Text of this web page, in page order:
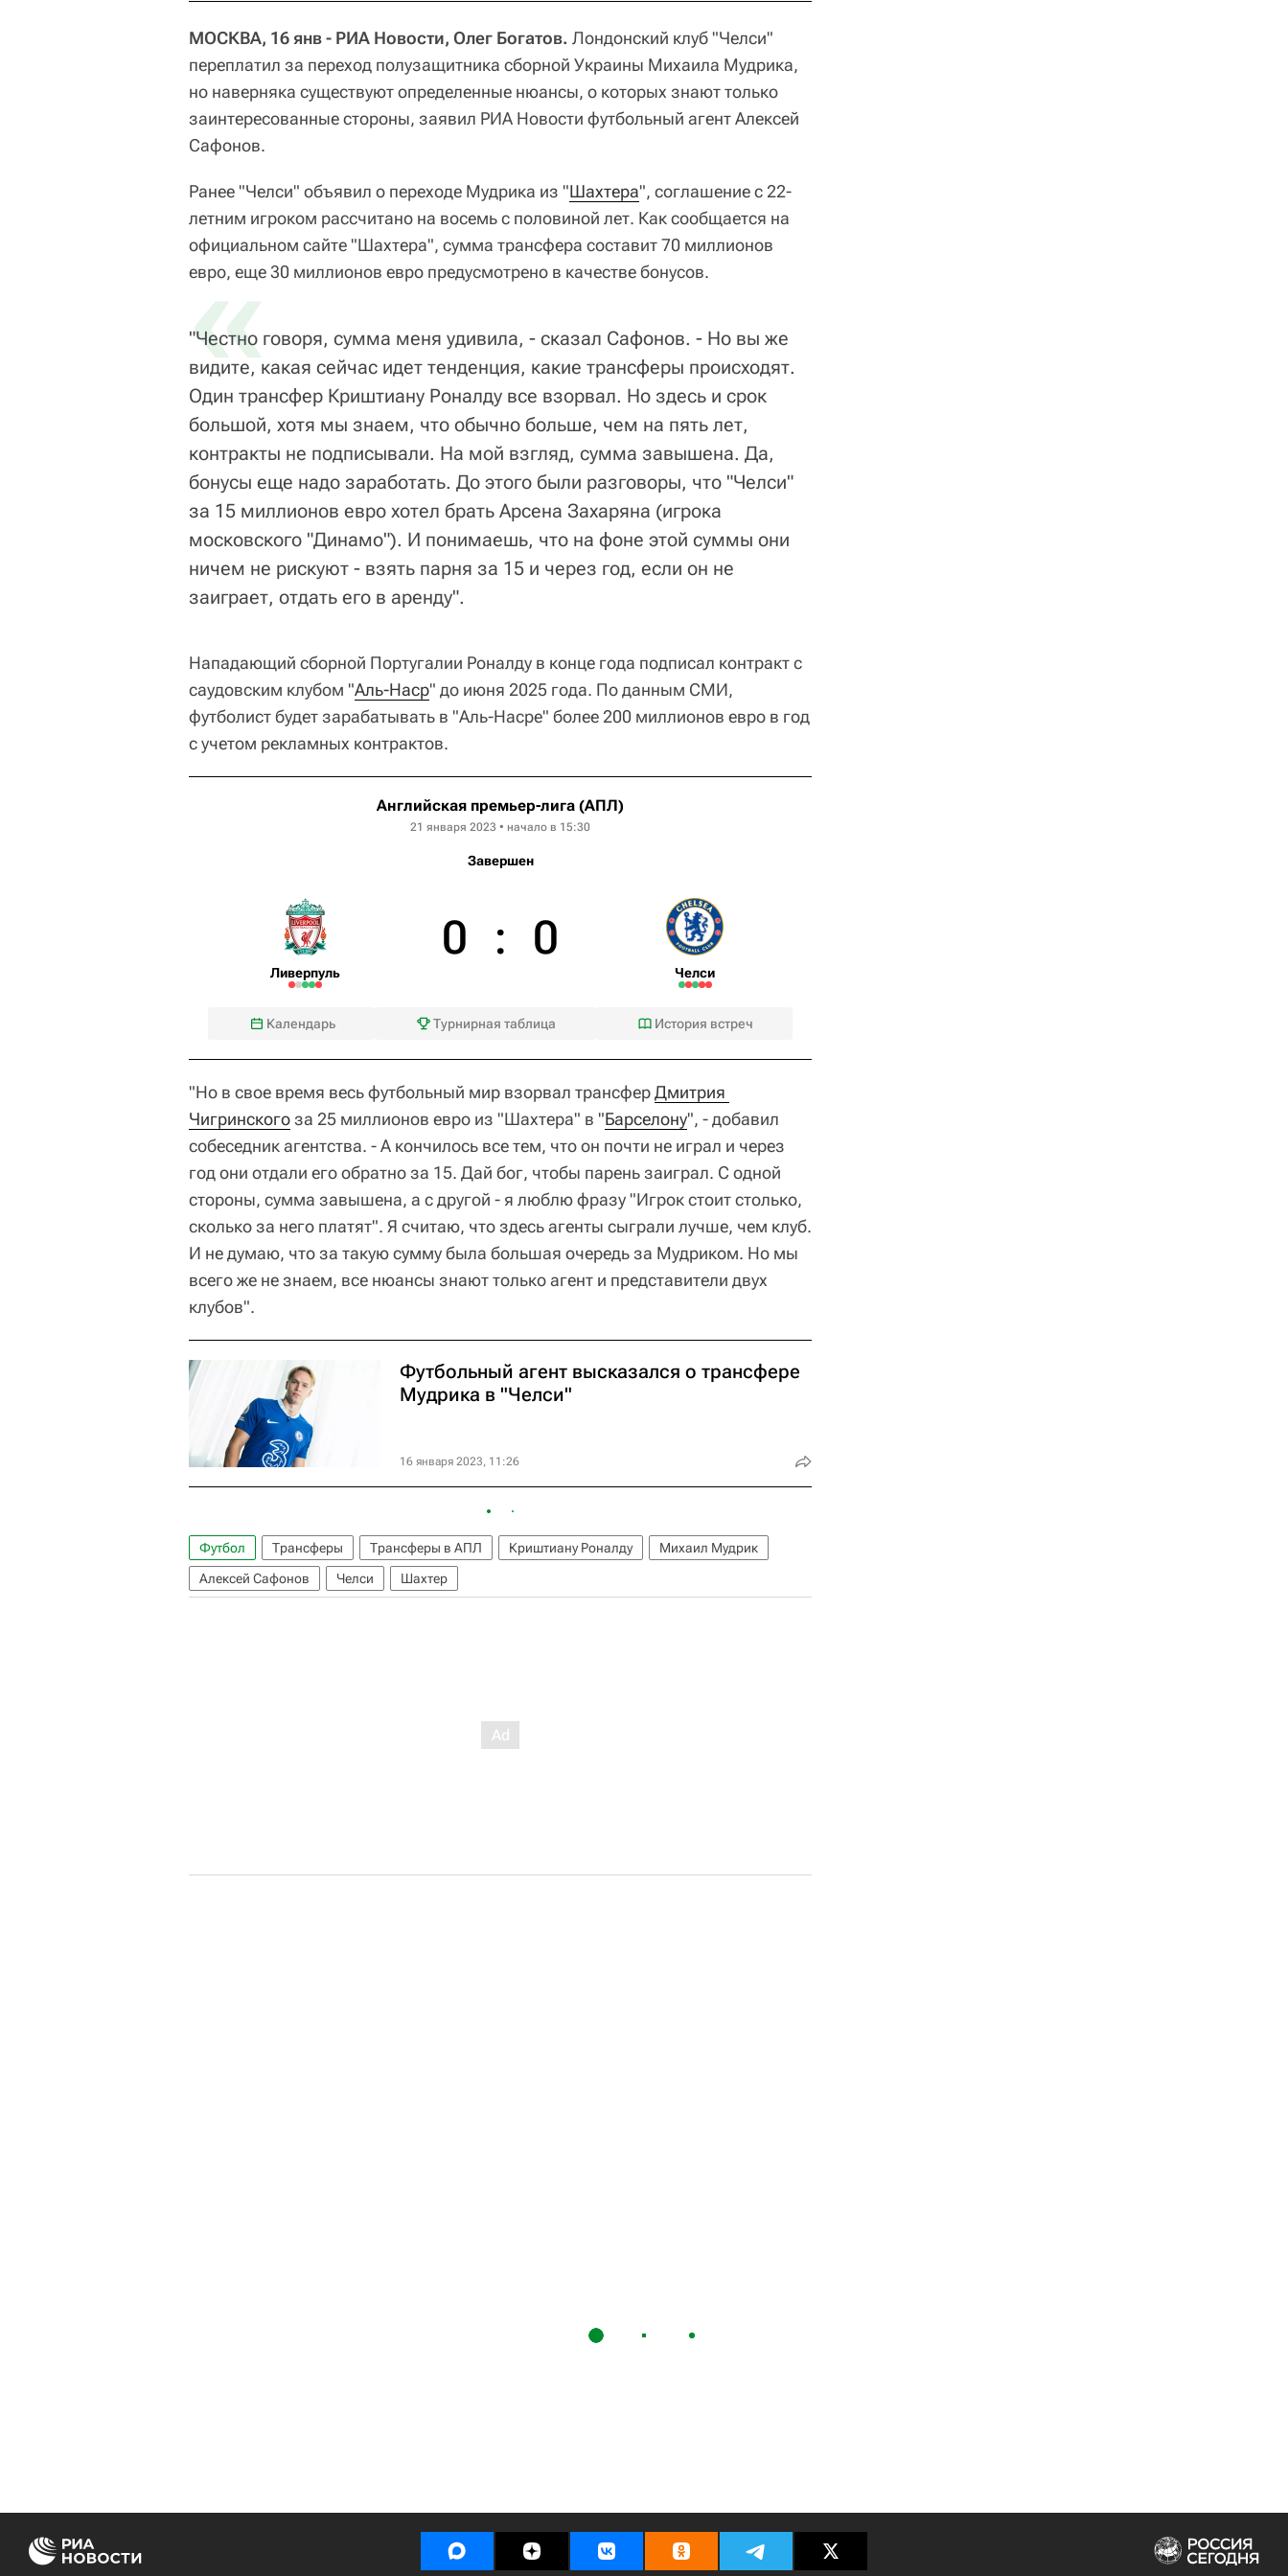
МОСКВА, 16 янв - РИА Новости, Олег Богатов. Лондонский клуб "Челси"
переплатил за переход полузащитника сборной Украины Михаила Мудрика,
но наверняка существуют определенные нюансы, о которых знают только
заинтересованные стороны, заявил РИА Новости футбольный агент Алексей
Сафонов.
Ранее "Челси" объявил о переходе Мудрика из "Шахтера", соглашение с 22-
летним игроком рассчитано на восемь с половиной лет. Как сообщается на
официальном сайте "Шахтера", сумма трансфера составит 70 миллионов
евро, еще 30 миллионов евро предусмотрено в качестве бонусов.
«
"Честно говоря, сумма меня удивила, - сказал Сафонов. - Но вы же
видите, какая сейчас идет тенденция, какие трансферы происходят.
Один трансфер Криштиану Роналду все взорвал. Но здесь и срок
большой, хотя мы знаем, что обычно больше, чем на пять лет,
контракты не подписывали. На мой взгляд, сумма завышена. Да,
бонусы еще надо заработать. До этого были разговоры, что "Челси"
за 15 миллионов евро хотел брать Арсена Захаряна (игрока
московского "Динамо"). И понимаешь, что на фоне этой суммы они
ничем не рискуют - взять парня за 15 и через год, если он не
заиграет, отдать его в аренду".
Нападающий сборной Португалии Роналду в конце года подписал контракт с
саудовским клубом "Аль-Наср" до июня 2025 года. По данным СМИ,
футболист будет зарабатывать в "Аль-Насре" более 200 миллионов евро в год
с учетом рекламных контрактов.
Английская премьер-лига (АПЛ)
21 января 2023 • начало в 15:30
Завершен
Ливерпуль
0 : 0
Челси
Календарь Турнирная таблица История встреч
"Но в свое время весь футбольный мир взорвал трансферДмитрия
Чигринскогоза 25 миллионов евро из "Шахтера" в "Барселону", - добавил
собеседник агентства. - А кончилось все тем, что он почти не играл и через
год они отдали его обратно за 15. Дай бог, чтобы парень заиграл. С одной
стороны, сумма завышена, а с другой - я люблю фразу "Игрок стоит столько,
сколько за него платят". Я считаю, что здесь агенты сыграли лучше, чем клуб.
И не думаю, что за такую сумму была большая очередь за Мудриком. Но мы
всего же не знаем, все нюансы знают только агент и представители двух
клубов".
Футбольный агент высказался о трансфере
Мудрика в "Челси"
16 января 2023, 11:26
Футбол Трансферы Трансферы в АПЛ Криштиану Роналду
Михаил Мудрик
Алексей Сафонов
Челси Шахтер